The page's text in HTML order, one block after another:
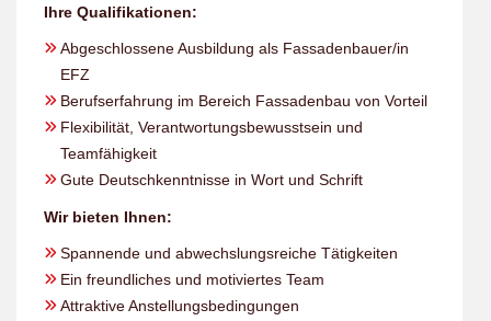
Ihre Qualifikationen:
Abgeschlossene Ausbildung als Fassadenbauer/in
EFZ
Berufserfahrung im Bereich Fassadenbau von Vorteil
Flexibilität, Verantwortungsbewusstsein und
Teamfähigkeit
Gute Deutschkenntnisse in Wort und Schrift
Wir bieten Ihnen:
Spannende und abwechslungsreiche Tätigkeiten
Ein freundliches und motiviertes Team
Attraktive Anstellungsbedingungen